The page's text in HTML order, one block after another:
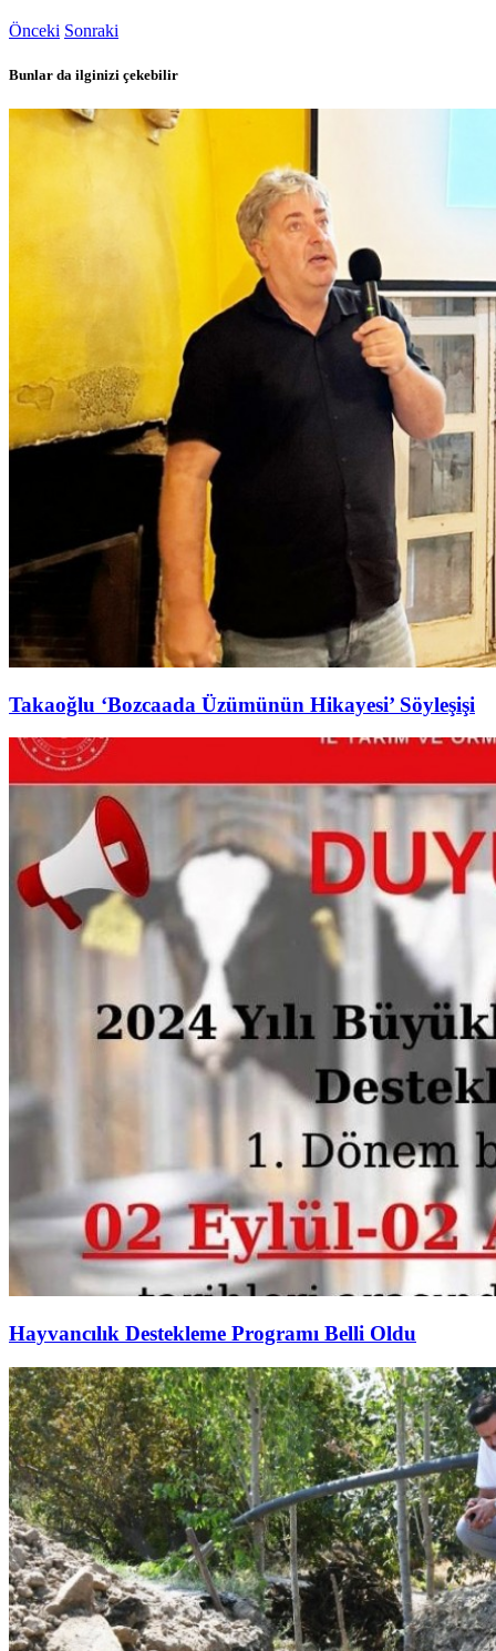
Önceki Sonraki
Bunlar da ilginizi çekebilir
Takaoğlu ‘Bozcaada Üzümünün Hikayesi’ Söyleşişi
Hayvancılık Destekleme Programı Belli Oldu